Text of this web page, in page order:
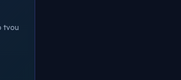
tvou